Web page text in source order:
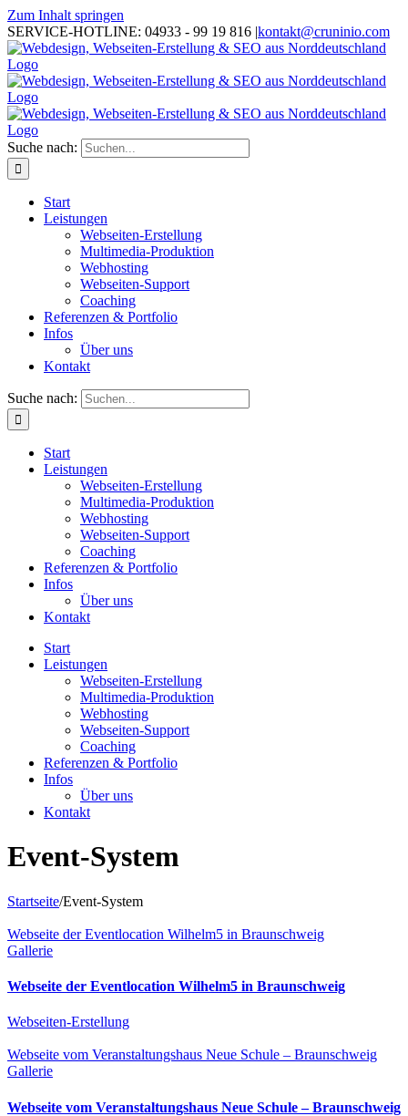
Zum Inhalt springen
SERVICE-HOTLINE: 04933 - 99 19 816 |kontakt@cruninio.com
Suche nach:
Start
Leistungen
Webseiten-Erstellung
Multimedia-Produktion
Webhosting
Webseiten-Support
Coaching
Referenzen & Portfolio
Infos
Über uns
Kontakt
Suche nach:
Start
Leistungen
Webseiten-Erstellung
Multimedia-Produktion
Webhosting
Webseiten-Support
Coaching
Referenzen & Portfolio
Infos
Über uns
Kontakt
Start
Leistungen
Webseiten-Erstellung
Multimedia-Produktion
Webhosting
Webseiten-Support
Coaching
Referenzen & Portfolio
Infos
Über uns
Kontakt
Event-System
Startseite/Event-System
Webseite der Eventlocation Wilhelm5 in Braunschweig
Gallerie
Webseite der Eventlocation Wilhelm5 in Braunschweig
Webseiten-Erstellung
Webseite vom Veranstaltungshaus Neue Schule – Braunschweig
Gallerie
Webseite vom Veranstaltungshaus Neue Schule – Braunschweig